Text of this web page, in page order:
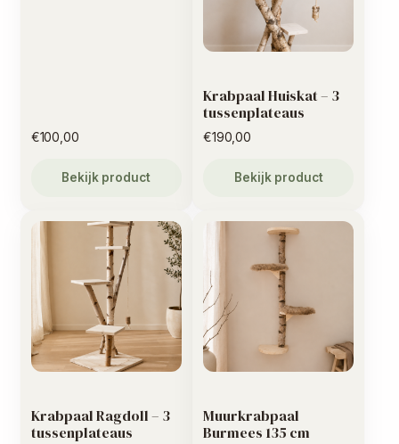
€100,00
Bekijk product
Krabpaal Huiskat – 3
tussenplateaus
€190,00
Bekijk product
Krabpaal Ragdoll – 3
tussenplateaus
Muurkrabpaal
Burmees 135 cm